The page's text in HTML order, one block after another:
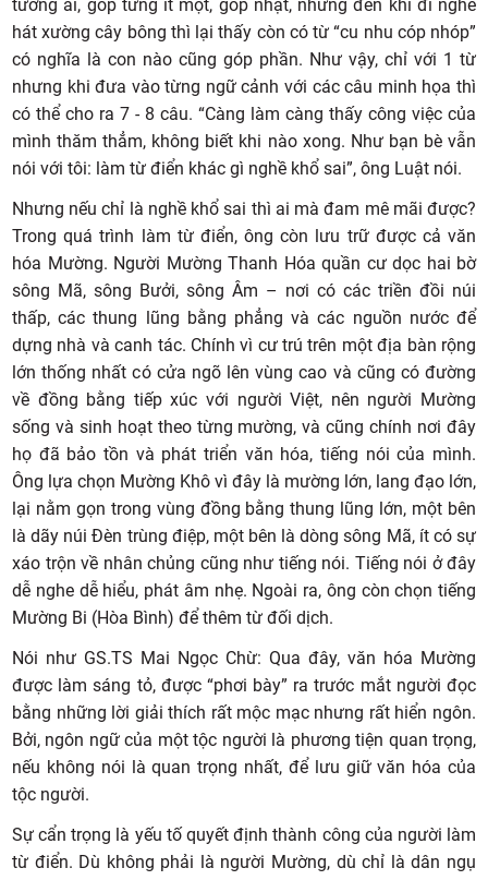
tương ái, góp từng ít một, góp nhặt, nhưng đến khi đi nghe
hát xường cây bông thì lại thấy còn có từ “cu nhu cóp nhóp”
có nghĩa là con nào cũng góp phần. Như vậy, chỉ với 1 từ
nhưng khi đưa vào từng ngữ cảnh với các câu minh họa thì
có thể cho ra 7 - 8 câu. “Càng làm càng thấy công việc của
mình thăm thẳm, không biết khi nào xong. Như bạn bè vẫn
nói với tôi: làm từ điển khác gì nghề khổ sai”, ông Luật nói.
Nhưng nếu chỉ là nghề khổ sai thì ai mà đam mê mãi được?
Trong quá trình làm từ điển, ông còn lưu trữ được cả văn
hóa Mường. Người Mường Thanh Hóa quần cư dọc hai bờ
sông Mã, sông Bưởi, sông Âm – nơi có các triền đồi núi
thấp, các thung lũng bằng phẳng và các nguồn nước để
dựng nhà và canh tác. Chính vì cư trú trên một địa bàn rộng
lớn thống nhất có cửa ngõ lên vùng cao và cũng có đường
về đồng bằng tiếp xúc với người Việt, nên người Mường
sống và sinh hoạt theo từng mường, và cũng chính nơi đây
họ đã bảo tồn và phát triển văn hóa, tiếng nói của mình.
Ông lựa chọn Mường Khô vì đây là mường lớn, lang đạo lớn,
lại nằm gọn trong vùng đồng bằng thung lũng lớn, một bên
là dãy núi Đèn trùng điệp, một bên là dòng sông Mã, ít có sự
xáo trộn về nhân chủng cũng như tiếng nói. Tiếng nói ở đây
dễ nghe dễ hiểu, phát âm nhẹ. Ngoài ra, ông còn chọn tiếng
Mường Bi (Hòa Bình) để thêm từ đối dịch.
Nói như GS.TS Mai Ngọc Chừ: Qua đây, văn hóa Mường
được làm sáng tỏ, được “phơi bày” ra trước mắt người đọc
bằng những lời giải thích rất mộc mạc nhưng rất hiển ngôn.
Bởi, ngôn ngữ của một tộc người là phương tiện quan trọng,
nếu không nói là quan trọng nhất, để lưu giữ văn hóa của
tộc người.
Sự cẩn trọng là yếu tố quyết định thành công của người làm
từ điển. Dù không phải là người Mường, dù chỉ là dân ngụ